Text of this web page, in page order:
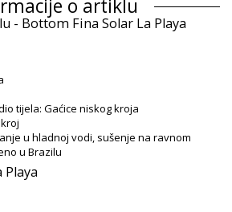
o artiklu
- Bottom Fina Solar La Playa
tijela: Gaćice niskog kroja
u hladnoj vodi, sušenje na ravnom
u Brazilu
Playa